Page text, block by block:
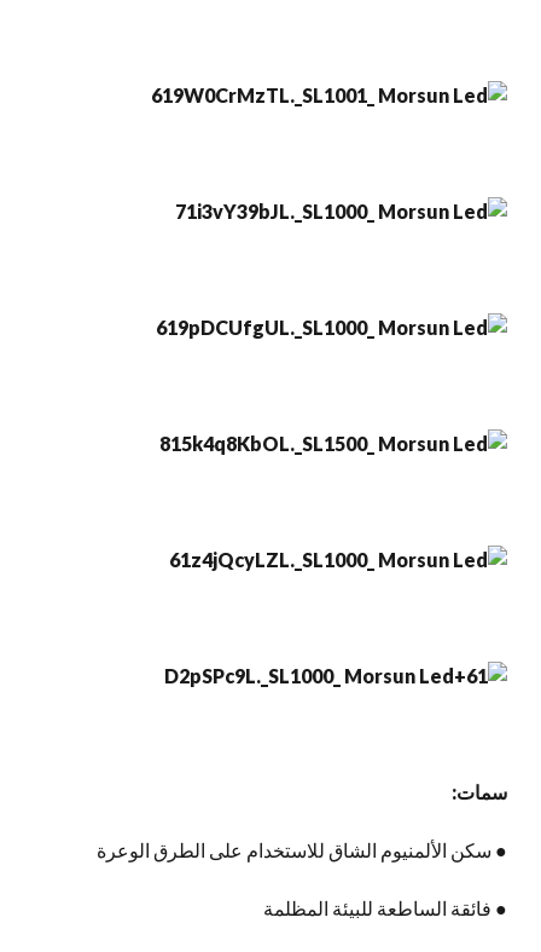
سمات:
● سكن الألمنيوم الشاق للاستخدام على الطرق الوعرة
● فائقة الساطعة للبيئة المظلمة